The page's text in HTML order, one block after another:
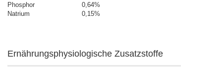
Phosphor
0,64%
Natrium
0,15%
Ernährungsphysiologische Zusatzstoffe